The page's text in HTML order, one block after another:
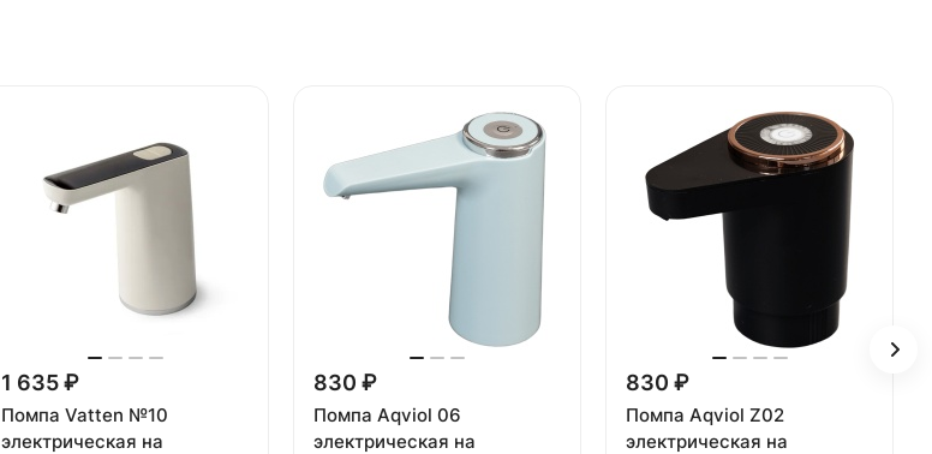
1 635 ₽
Помпа Vatten №10
электрическая на
830 ₽
Помпа Aqviol 06
электрическая на
830 ₽
Помпа Aqviol Z02
электрическая на